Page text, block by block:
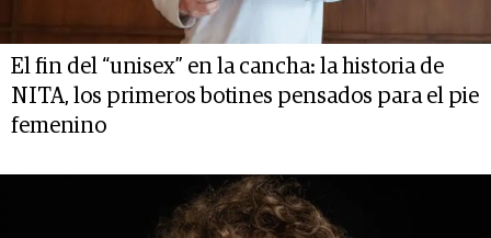
El fin del “unisex” en la cancha: la historia de
NITA, los primeros botines pensados para el pie
femenino